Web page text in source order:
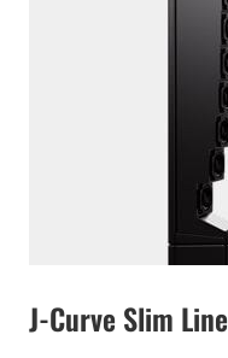
J-Curve Slim